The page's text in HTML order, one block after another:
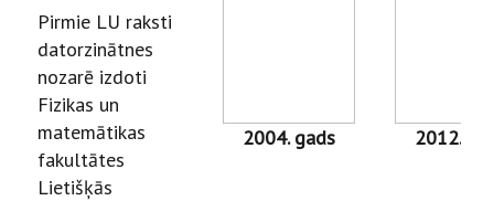
Pirmie LU raksti
datorzinātnes
nozarē izdoti
Fizikas un
matemātikas
fakultātes
Lietišķās
2004. gads 2012.